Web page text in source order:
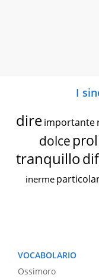
I
dire importante
dolce
tranquillo
inerme
VOCABOLARIO
Ossimoro